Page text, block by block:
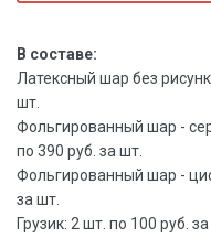
В составе:
Латексный шар без
шт.
Фольгированный шар -
по 390 руб. за шт.
Фольгированный шар -
за шт.
Грузик: 2 шт. по 100 руб. за